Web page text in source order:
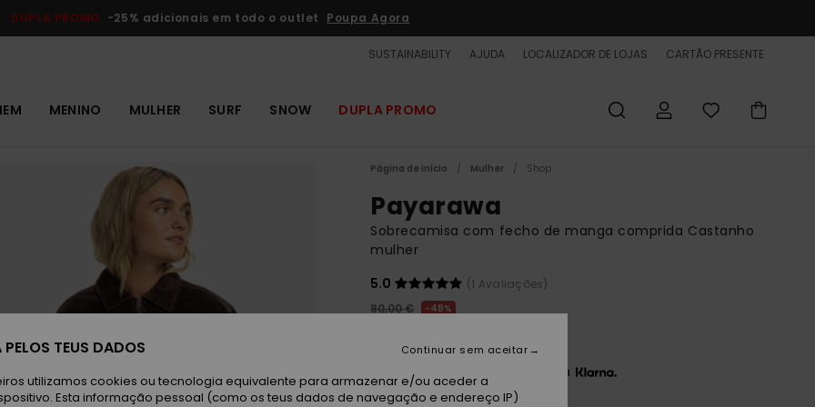
DUPLA PROMO -25% adicionais em todo o outlet Poupa Agora
SUSTAINABILITY AJUDA LOCALIZADOR DE LOJAS CARTÃO PRESENTE
MENINO MULHER SURF SNOW DUPLA PROMO
Página de início Mulher Shop
Payarawa
Sobrecamisa com fecho de manga comprida Castanho
mulher
5.0
(1 Avaliações)
80,00 €
48%
Paga 3 x 14,00 € sem juros com a
TEUS DADOS
utilizamos cookies ou tecnologia equivalente para armazenar e/ou aceder a
Esta informação pessoal (como os teus dados de navegação e endereço IP)
Continuar sem aceitar